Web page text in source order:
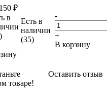
₽
в
Есть в
наличии
(35)
-
+
В корзину
Оставить отзыв
товаре!